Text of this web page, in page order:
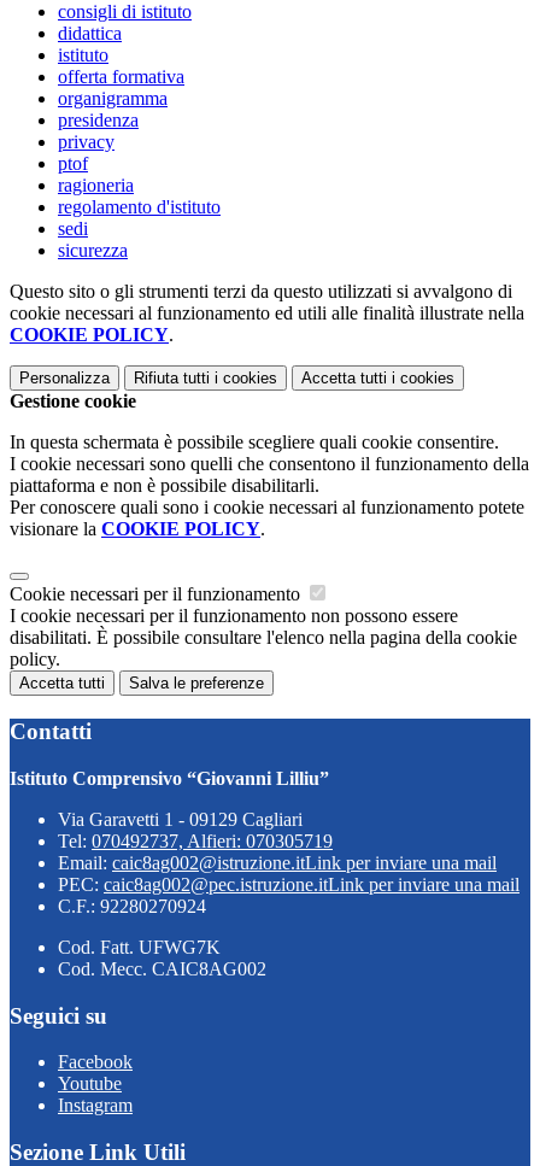
consigli di istituto
didattica
istituto
offerta formativa
organigramma
presidenza
privacy
ptof
ragioneria
regolamento d'istituto
sedi
sicurezza
Questo sito o gli strumenti terzi da questo utilizzati si avvalgono di
cookie necessari al funzionamento ed utili alle finalità illustrate nella
COOKIE POLICY.
Personalizza Rifiuta tutti i cookies Accetta tutti i cookies
Gestione cookie
In questa schermata è possibile scegliere quali cookie consentire.
I cookie necessari sono quelli che consentono il funzionamento della
piattaforma e non è possibile disabilitarli.
Per conoscere quali sono i cookie necessari al funzionamento potete
visionare la COOKIE POLICY.
Cookie necessari per il funzionamento
I cookie necessari per il funzionamento non possono essere
disabilitati. È possibile consultare l'elenco nella pagina della cookie
policy.
Accetta tutti Salva le preferenze
Contatti
Istituto Comprensivo “Giovanni Lilliu”
Via Garavetti 1 - 09129 Cagliari
Tel: 070492737, Alfieri: 070305719
Email: caic8ag002@istruzione.itLink per inviare una mail
PEC: caic8ag002@pec.istruzione.itLink per inviare una mail
C.F.: 92280270924
Cod. Fatt. UFWG7K
Cod. Mecc. CAIC8AG002
Seguici su
Facebook
Youtube
Instagram
Sezione Link Utili